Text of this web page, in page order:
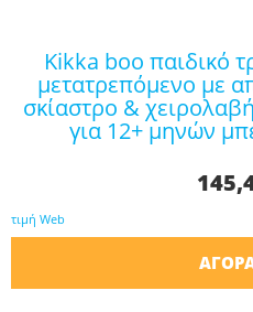
kikka boo παιδικό τρίκυκλο ποδήλατο
μετατρεπόμενο με
σκίαστρο &
για 12+ μηνών
τιμή Web